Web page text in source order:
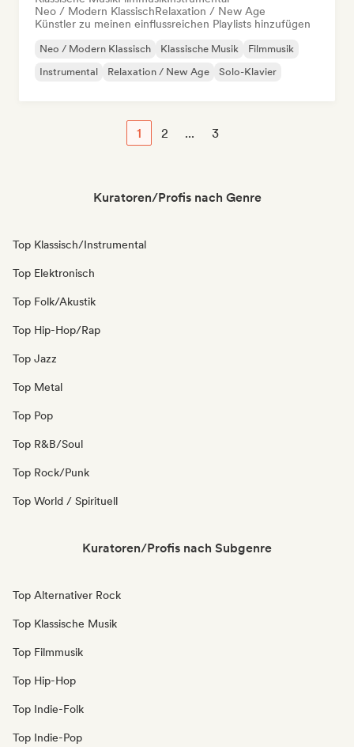
Neo / Modern KlassischRelaxation / New Age
Künstler zu meinen einflussreichen Playlists hinzufügen
Neo / Modern Klassisch Klassische Musik
Filmmusik
Instrumental
Relaxation / New Age Solo-Klavier
1 2 ... 3
Kuratoren/Profis nach Genre
Top Klassisch/Instrumental
Top Elektronisch
Top Folk/Akustik
Top Hip-Hop/Rap
Top Jazz
Top Metal
Top Pop
Top R&B/Soul
Top Rock/Punk
Top World / Spirituell
Kuratoren/Profis nach Subgenre
Top Alternativer Rock
Top Klassische Musik
Top Filmmusik
Top Hip-Hop
Top Indie-Folk
Top Indie-Pop